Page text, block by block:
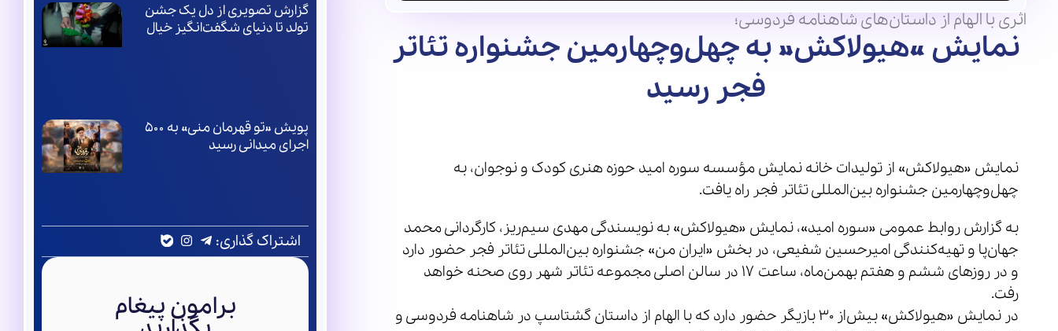
اثری با الهام از داستان‌های شاهنامه فردوسی؛
نمایش «هیولاکش» به چهل‌وچهارمین جشنواره تئاتر
فجر رسید
نمایش «هیولاکش» از تولیدات خانه نمایش مؤسسه سوره امید حوزه هنری کودک و نوجوان، به
چهل‌وچهارمین جشنواره بین‌المللی تئاتر فجر راه یافت.
به گزارش روابط عمومی «سوره امید»، نمایش «هیولاکش» به نویسندگی مهدی سیم‌ریز، کارگردانی محمد
جهان‌پا و تهیه‌کنندگی امیرحسین شفیعی، در بخش «ایران من» جشنواره بین‌المللی تئاتر فجر حضور دارد
و در روزهای ششم و هفتم بهمن‌ماه، ساعت ۱۷ در سالن اصلی مجموعه تئاتر شهر روی صحنه خواهد
رفت.
در نمایش «هیولاکش» بیش‌از ۳۰ بازیگر حضور دارد که با الهام از داستان گشتاسپ در شاهنامه فردوسی و
گزارش تصویری از دل یک جشن
تولد تا دنیای شگفت‌انگیز خیال
پویش «تو قهرمان منی» به ۵۰۰
اجرای میدانی رسید
اشتراک گذاری:
برامون پیغام